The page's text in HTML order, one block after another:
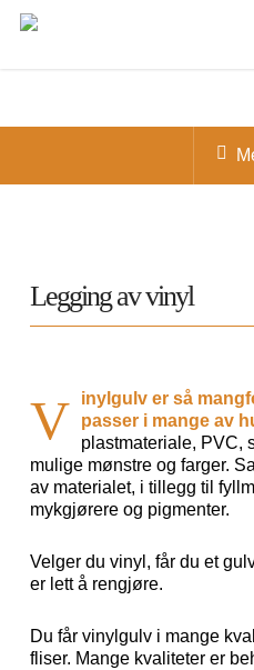
Skip
Legging av vinyl
V
inylgulv er så
passer i mange av
plastmateriale, PVC,
mulige mønstre og farger.
av materialet, i tillegg til
mykgjørere og pigmenter.
Velger du vinyl, får du et
er lett å rengjøre.
Du får vinylgulv i mange
fliser. Mange kvaliteter er